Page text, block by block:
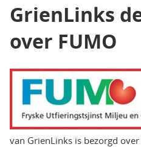
GrienLinks
over FUMO
van GrienLinks is bezorgd